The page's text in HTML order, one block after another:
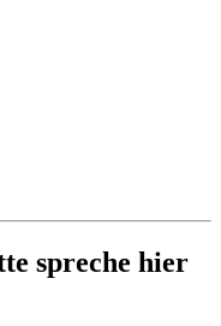
spreche hier